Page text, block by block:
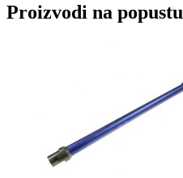
Proizvodi na popustu